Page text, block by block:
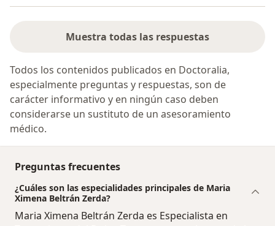
Muestra todas las respuestas
Todos los contenidos publicados en Doctoralia,
especialmente preguntas y respuestas, son de
carácter informativo y en ningún caso deben
considerarse un sustituto de un asesoramiento
médico.
Preguntas frecuentes
¿Cuáles son las especialidades principales de Maria
Ximena Beltrán Zerda?
Maria Ximena Beltrán Zerda es Especialista en